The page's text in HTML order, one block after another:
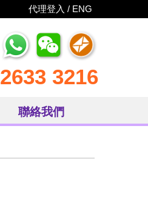
代理登入 / ENG
2633 3216
聯絡我們